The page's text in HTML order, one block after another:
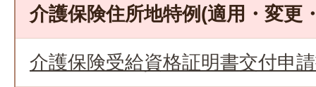
介護保険住所地特例(適用・変更
介護保険受給資格証明書交付申